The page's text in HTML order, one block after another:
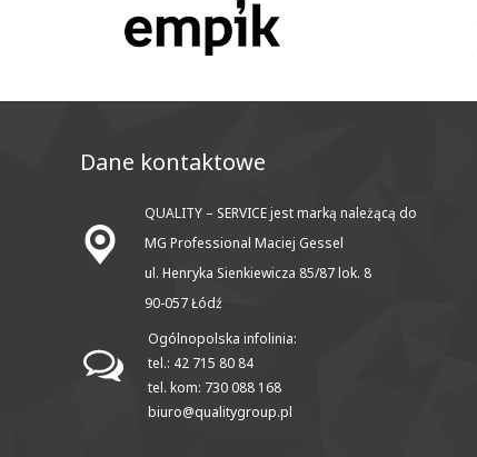
Dane kontaktowe
QUALITY – SERVICE jest marką należącą do
MG Professional Maciej Gessel
ul. Henryka Sienkiewicza 85/87 lok. 8
90-057 Łódź
Ogólnopolska infolinia:
tel.: 42 715 80 84
tel. kom: 730 088 168
biuro@qualitygroup.pl